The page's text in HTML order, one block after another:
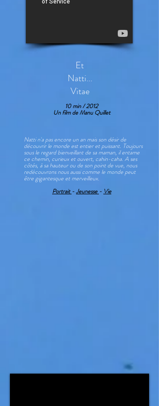
Natti n'a pas encore un an mais son désir de
découvrir le monde est entier et puissant. Toujours
sous le regard bienveillant de sa maman, il entame
ce chemin, curieux et ouvert, cahin-caha. A ses
côtés, à sa hauteur ou de son point de vue, nous
redécouvrons nous aussi comme le monde peut
être gigantesque et merveilleux.
10 min / 2012
Un film de Manu Quillet
Et
Natti...
Vitae
Portrait -Jeunesse - Vie